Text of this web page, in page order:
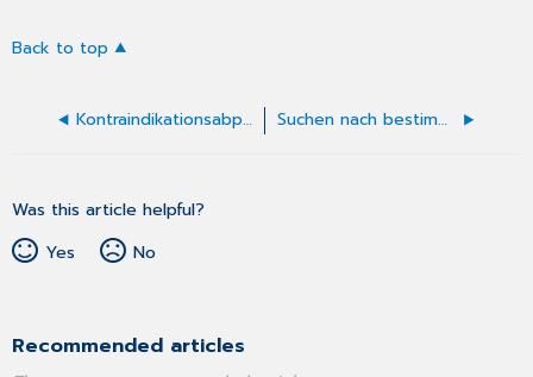
Back to top
Kontraindikationsabprüfung Suchen nach bestimmten Kriterien
Was this article helpful?
Yes
No
Recommended articles